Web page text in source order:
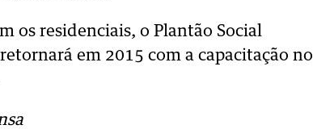
os residenciais, o Plantão Social
em 2015 com a capacitação no